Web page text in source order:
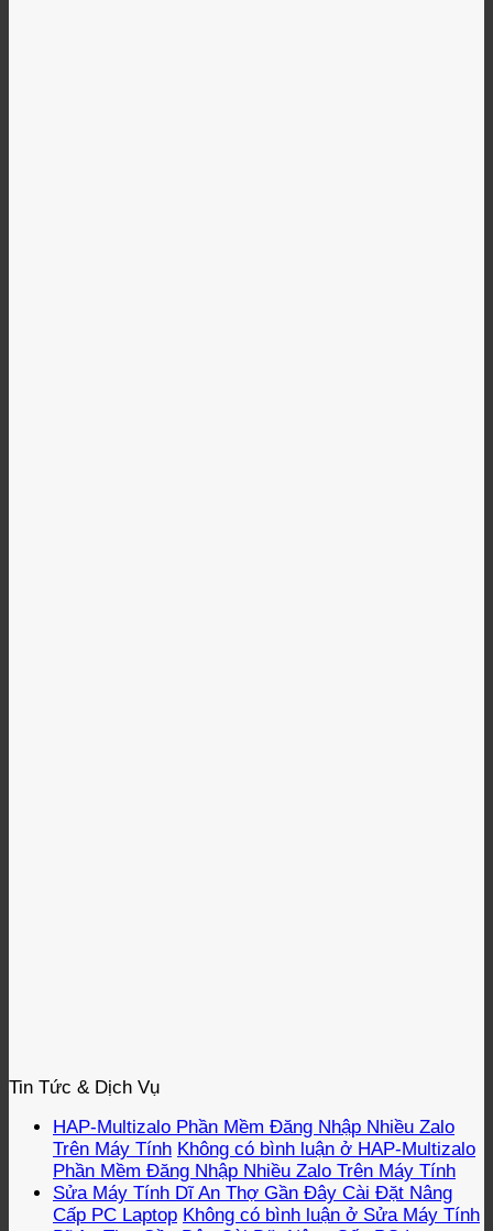
Tin Tức & Dịch Vụ
HAP-Multizalo Phần Mềm Đăng Nhập Nhiều Zalo
Trên Máy Tính Không có bình luận ở HAP-Multizalo
Phần Mềm Đăng Nhập Nhiều Zalo Trên Máy Tính
Sửa Máy Tính Dĩ An Thợ Gần Đây Cài Đặt Nâng
Cấp PC Laptop Không có bình luận ở Sửa Máy Tính